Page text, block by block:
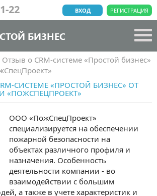
22 РЕГИСТРАЦИЯ
ВХОД
БИЗНЕС
Отзыв о CRM-системе «Простой бизнес»
СИСТЕМЕ «ПРОСТОЙ БИЗНЕС» ОТ
«ПОЖСПЕЦПРОЕКТ»
ООО «ПожСпецПроект»
специализируется на обеспечении
пожарной безопасности на
объектах различного профиля и
назначения. Особенность
деятельности компании - во
взаимодействии с большим
а также в учете характеристик и